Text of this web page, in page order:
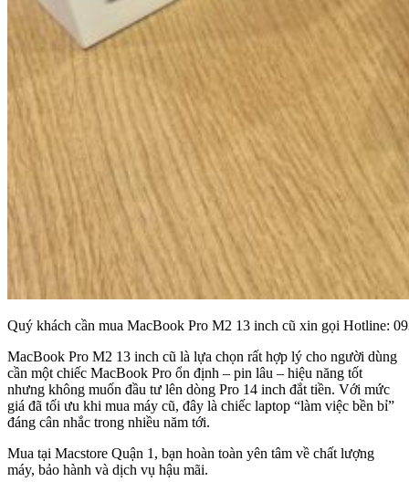
Quý khách cần mua MacBook Pro M2 13 inch cũ xin gọi Hotline:
MacBook Pro M2 13 inch cũ là lựa chọn rất hợp lý cho người dùng
cần một chiếc MacBook Pro ổn định – pin lâu – hiệu năng tốt
nhưng không muốn đầu tư lên dòng Pro 14 inch đắt tiền. Với mức
giá đã tối ưu khi mua máy cũ, đây là chiếc laptop “làm việc bền bỉ”
đáng cân nhắc trong nhiều năm tới.
Mua tại Macstore Quận 1, bạn hoàn toàn yên tâm về chất lượng
máy, bảo hành và dịch vụ hậu mãi.